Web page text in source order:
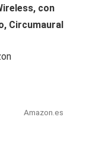
con
Circumaural
Amazon.es